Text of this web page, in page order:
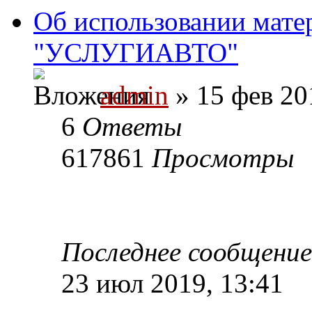
Об использовании
"УСЛУГИАВТО"
admin » 15 фев
6 Ответы
617861 Просмотры
Последнее
23 июл 2019, 13:41